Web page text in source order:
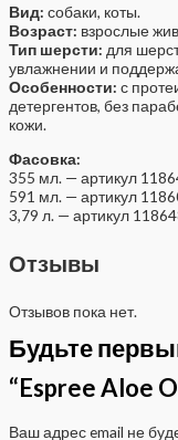
Вид: собаки, коты.
Возраст: взрослые
Тип шерсти: для
увлажнении и
Особенности: с
детергентов, без
кожи.
Фасовка:
355 мл. — артикул
591 мл. — артикул
3,79 л. — артикул
Отзывы
Отзывов пока нет.
Будьте
“Espree Aloe
Ваш адрес email не